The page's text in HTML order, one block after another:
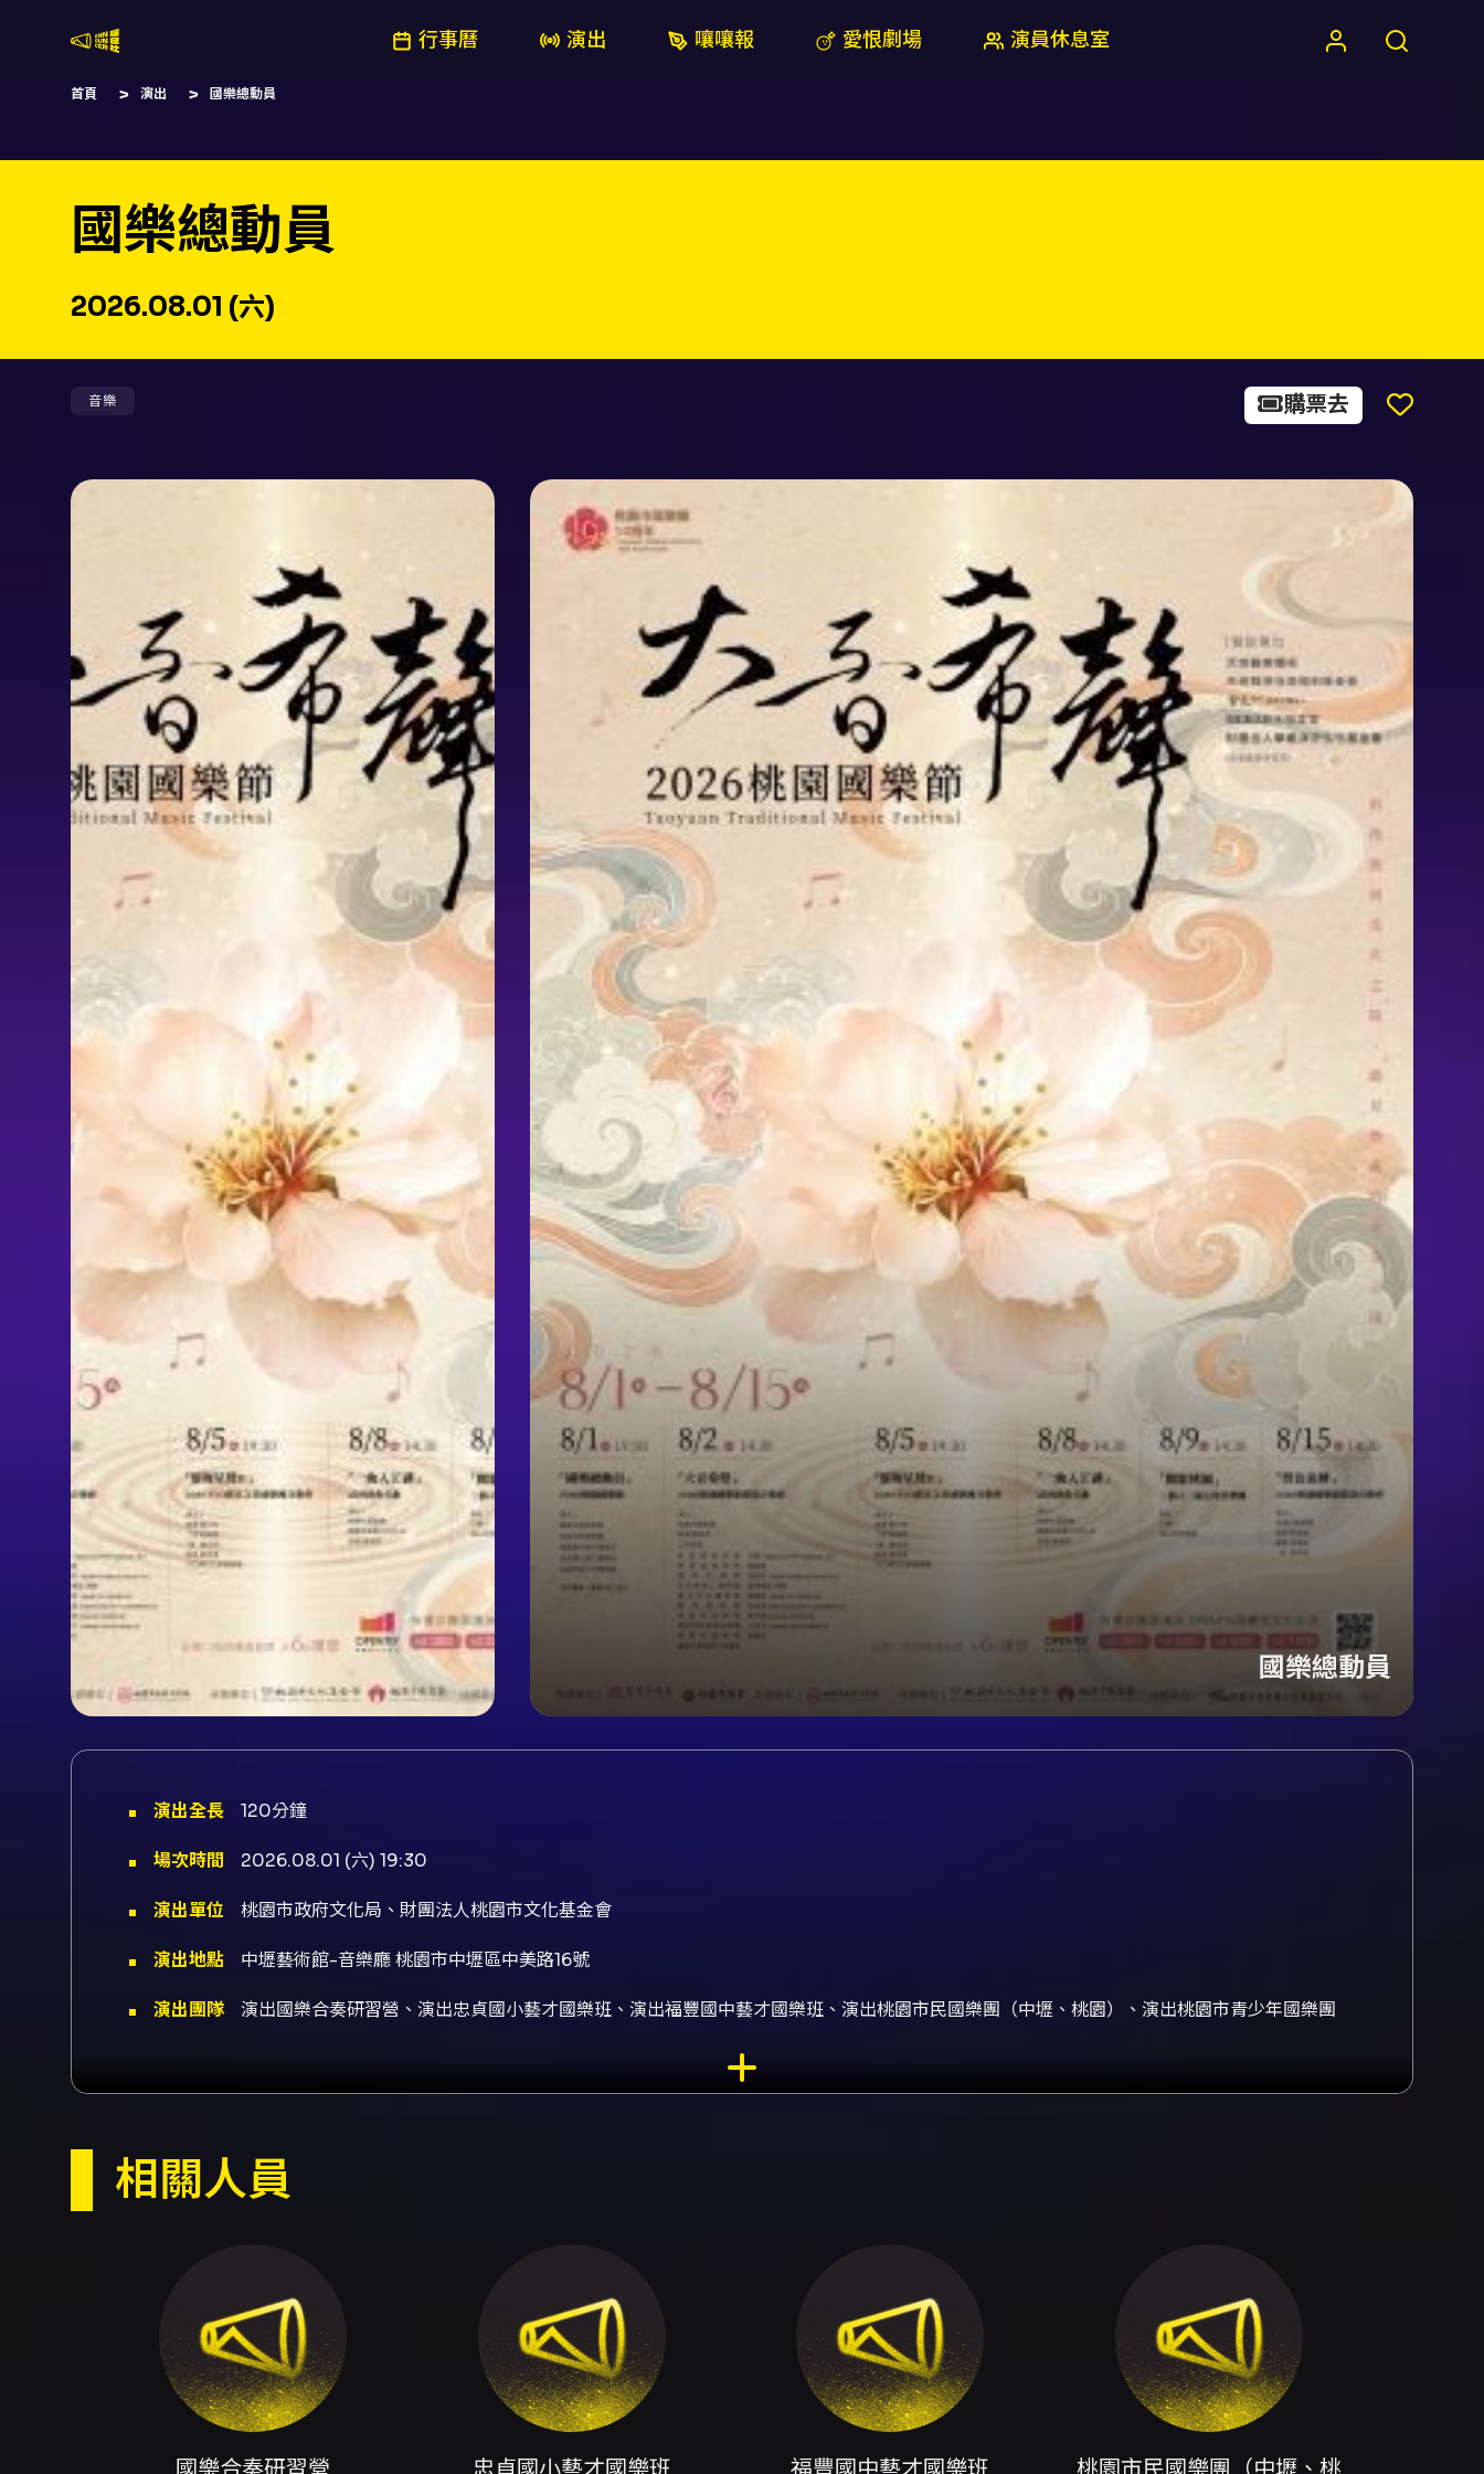
行事曆 演出 嚷嚷報 愛恨劇場 演員休息室
首頁 演出 國樂總動員
國樂總動員
2026.08.01 (六)
音樂 購票去
國樂總動員
演出全長 120分鐘
場次時間 2026.08.01 (六) 19:30
演出單位 桃園市政府文化局、財團法人桃園市文化基金會
演出地點 中壢藝術館-音樂廳 桃園市中壢區中美路16號
演出團隊 演出國樂合奏研習營、演出忠貞國小藝才國樂班、演出福豐國中藝才國樂班、演出桃園市民國樂團（中壢、桃園）、演出桃園市青少年國樂團
2026桃園國樂節以充滿活力的「國樂總動員」成果音樂會揭開序幕，呈現在地國樂教育與社區音樂實踐的豐碩成果。這場音樂會不僅是一場聽
覺饗宴，也是一段從學習到舞台的真實歷程記錄：參與者包括在國樂合奏研習營中接受一週密集指導的學員、長期耕耘於地方的桃園市民國樂團
轉化為整體音樂語言；同時，長期培育的學校國樂班與市民國樂團帶來的成熟演奏，則提供更多層次的詮釋與舞台經驗。描述中的「忠貞國小藝
才國樂班」與「福豐國中藝才國樂班」被指出在全國賽事上獲得特優佳績，顯示參與學校具備穩固的技術與訓練體系，與青年團體及市民團的合
奏為核心，透過多元編制與分齡演出，呈現傳統樂器的音色、合奏的層次感與節奏生命力，特別適合對國樂、傳統音樂教育或社區文化參與有興
趣的觀眾。 整體來看，這場由公部門與文化基金會主辦的節目，既有行政資源的支持，也結合教育單位與民間團體的實際演出經驗，形成從基
層培育到公開展示的完整鏈條。對想了解台灣國樂教育投入、觀察青少年與學校藝才培育成效，或單純享受合奏作品多聲部美感的聽眾而言，
「國樂總動員」是一次兼具教育意義與表演價值的活動。入場建議適合年齡為七歲以上，演出全長約兩小時，演出當晚亦會同步錄影並提供電子
票，方便觀眾購票取票與保存觀賞回憶。期待觀眾在中壢藝術館音樂廳感受這場跨世代合奏的熱情與文化能量，見證桃園國樂節以音樂推動在地
文化傳承的實際行動。
注意事項
開放及入場 - 進場時間：演出前30分鐘開放入場。請依票面時間及入場指示前往。 - 建議觀賞年齡：7歲以上；本節目採一人一票，憑票入場。
相關人員